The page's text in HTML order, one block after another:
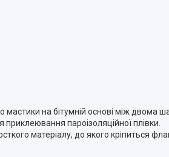
на бітумній основі між двома
пароізоляційної плівки.
матеріалу, до якого кріпиться